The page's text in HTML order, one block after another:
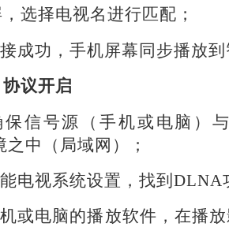
选择电视名进行匹配；
成功，手机屏幕同步播放
议开启
保信号源（手机或电脑）
中（局域网）；
电视系统设置，找到DLNA
或电脑的播放软件，在播